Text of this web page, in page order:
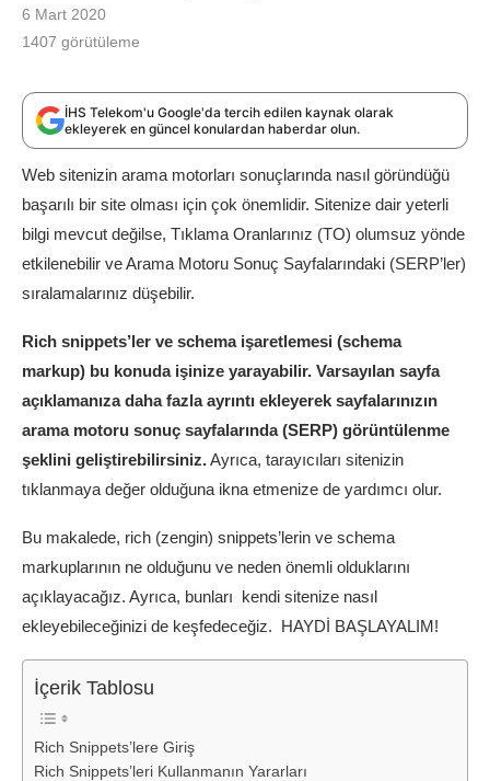
6 Mart 2020
1407 görütüleme
İHS Telekom'u Google'da tercih edilen kaynak olarak
ekleyerek en güncel konulardan haberdar olun.
Web sitenizin arama motorları sonuçlarında nasıl göründüğü
başarılı bir site olması için çok önemlidir. Sitenize dair yeterli
bilgi mevcut değilse, Tıklama Oranlarınız (TO) olumsuz yönde
etkilenebilir ve Arama Motoru Sonuç Sayfalarındaki (SERP’ler)
sıralamalarınız düşebilir.
Rich snippets’ler ve schema işaretlemesi (schema
markup) bu konuda işinize yarayabilir. Varsayılan sayfa
açıklamanıza daha fazla ayrıntı ekleyerek sayfalarınızın
arama motoru sonuç sayfalarında (SERP) görüntülenme
şeklini geliştirebilirsiniz.Ayrıca, tarayıcıları sitenizin
tıklanmaya değer olduğuna ikna etmenize de yardımcı olur.
Bu makalede, rich (zengin) snippets’lerin ve schema
markuplarının ne olduğunu ve neden önemli olduklarını
açıklayacağız. Ayrıca, bunları kendi sitenize nasıl
ekleyebileceğinizi de keşfedeceğiz. HAYDİ BAŞLAYALIM!
İçerik Tablosu
Rich Snippets’lere Giriş
Rich Snippets’leri Kullanmanın Yararları